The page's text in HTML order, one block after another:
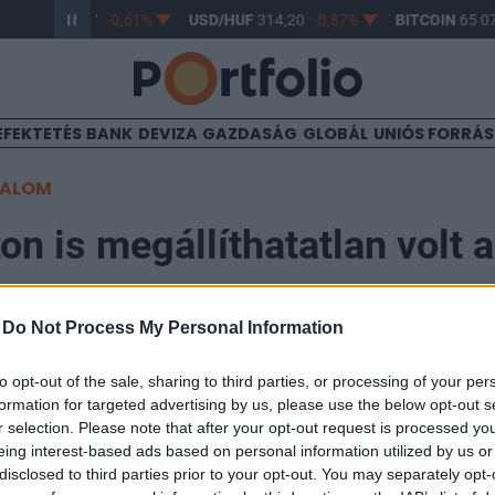
Do Not Process My Personal Information
opt-out of the sale, sharing to third parties, or processing of your
for targeted advertising by us, please use the below opt-out
selection. Please note that after your opt-out request is processed
interest-based ads based on personal information utilized by us
to third parties prior to your opt-out. You may separately
363,17 -0,61% USD/HUF 314,20 -0,87% BITCOIN65
BANK DEVIZA GAZDASÁG GLOBÁL UNIÓS
is megállíthatatlan volt
a bitcoin, a kriptodeviza árfolyama most először
befektető fogad arra, hogy a bitcoin a mainstream